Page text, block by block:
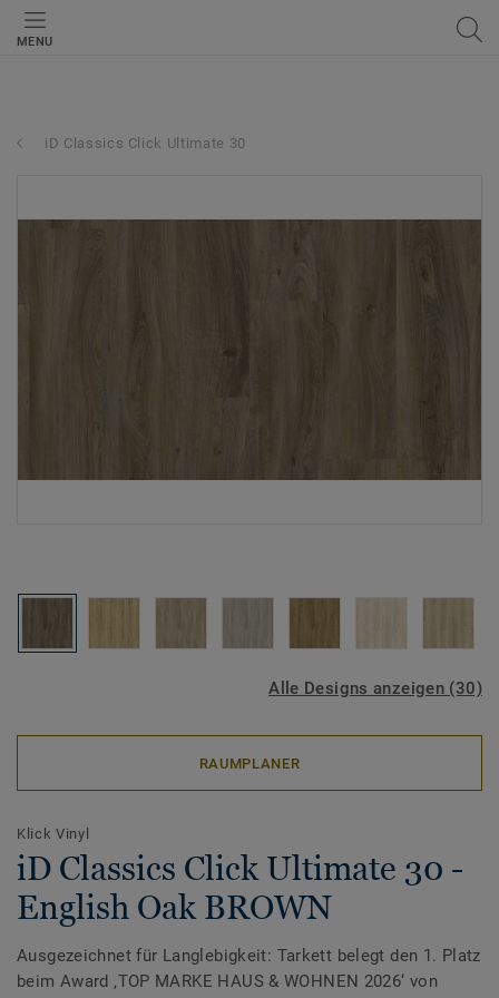
MENU
iD Classics Click Ultimate 30
Alle Designs anzeigen (30)
RAUMPLANER
Klick Vinyl
iD Classics Click Ultimate 30 -
English Oak BROWN
Ausgezeichnet für Langlebigkeit: Tarkett belegt den 1. Platz
beim Award ‚TOP MARKE HAUS & WOHNEN 2026‘ von